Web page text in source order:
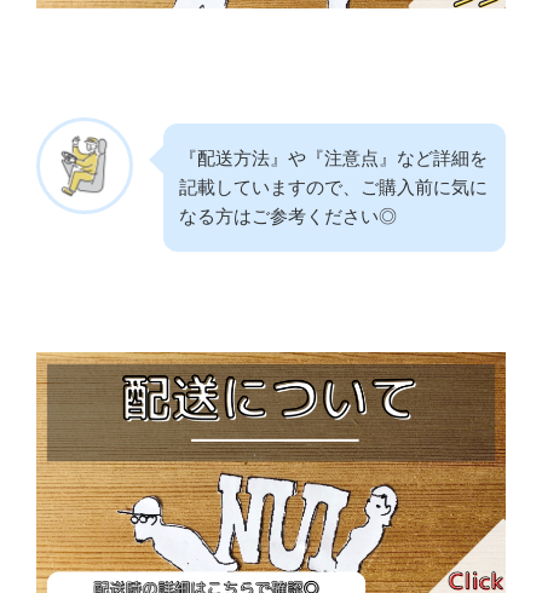
『配送方法』や『注意点』など詳細を
記載していますので、ご購入前に気に
なる方はご参考ください◎